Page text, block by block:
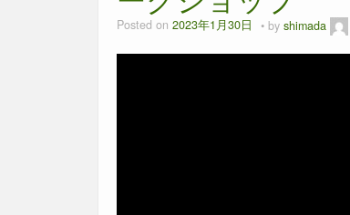
Posted on 2023年1月30日 by shimada